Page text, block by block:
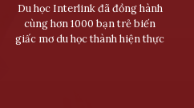
Du học Interlink đã đồng hành
cùng hơn 1000 bạn trẻ biến
giấc mơ du học thành hiện thực